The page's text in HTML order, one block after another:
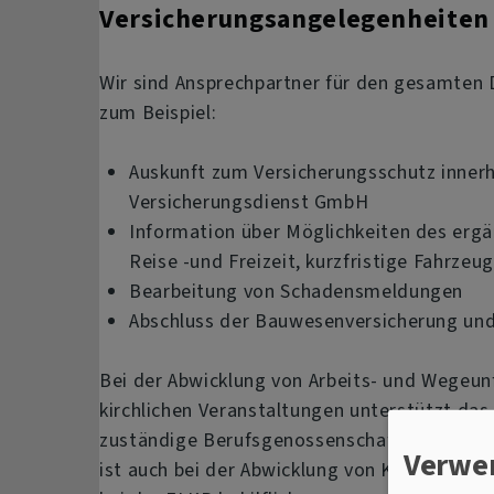
Versicherungsangelegenheiten
Wir sind Ansprechpartner für den
zum Beispiel:
Auskunft zum Versicherungsschutz
Versicherungsdienst GmbH
Information über Möglichkeiten des
Reise -und Freizeit, kurzfristige
Bearbeitung von Schadensmeldungen
Abschluss der Bauwesenversicherung
Bei der Abwicklung von Arbeits- und
kirchlichen Veranstaltungen unterstützt
zuständige Berufsgenossenschaft bzw. an
ist auch bei der Abwicklung von KfZ-